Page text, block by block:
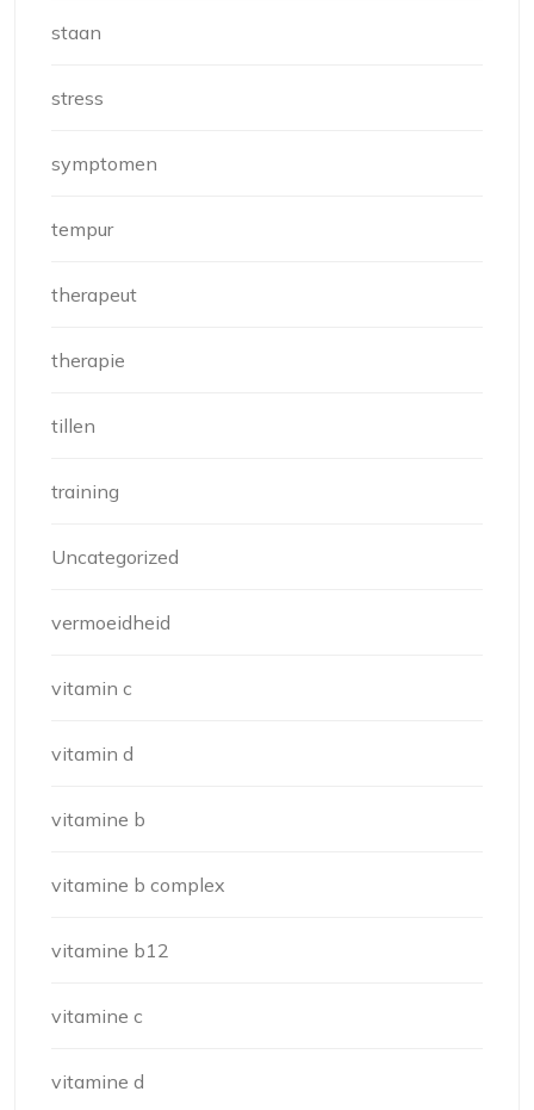
staan
stress
symptomen
tempur
therapeut
therapie
tillen
training
Uncategorized
vermoeidheid
vitamin c
vitamin d
vitamine b
vitamine b complex
vitamine b12
vitamine c
vitamine d